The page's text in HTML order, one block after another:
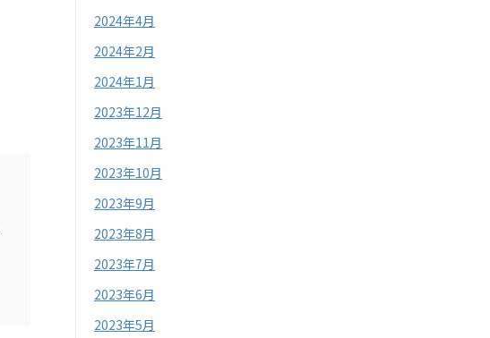
2024年4月
2024年2月
2024年1月
2023年12月
2023年11月
2023年10月
2023年9月
2023年8月
2023年7月
2023年6月
2023年5月